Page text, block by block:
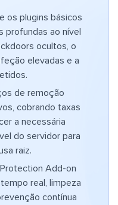
os plugins básicos
ao nível
ocultos, o
elevadas e a
de remoção
cobrando taxas
a necessária
do servidor para
raiz.
Add-on
real, limpeza
contínua